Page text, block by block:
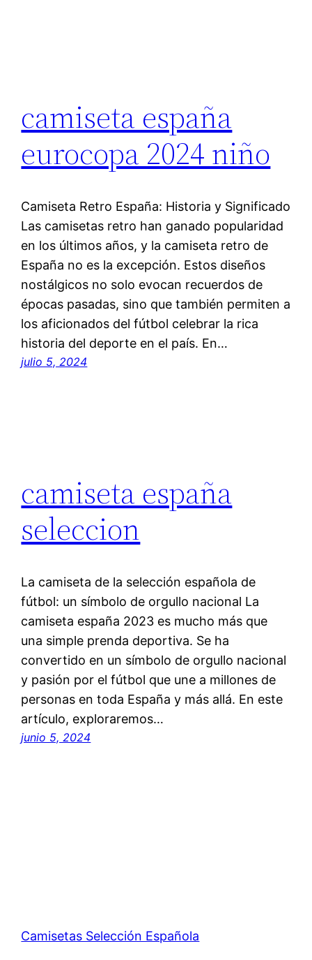
camiseta españa
eurocopa 2024 niño
Camiseta Retro España: Historia y Significado
Las camisetas retro han ganado popularidad
en los últimos años, y la camiseta retro de
España no es la excepción. Estos diseños
nostálgicos no solo evocan recuerdos de
épocas pasadas, sino que también permiten a
los aficionados del fútbol celebrar la rica
historia del deporte en el país. En…
julio 5, 2024
camiseta españa
seleccion
La camiseta de la selección española de
fútbol: un símbolo de orgullo nacional La
camiseta españa 2023 es mucho más que
una simple prenda deportiva. Se ha
convertido en un símbolo de orgullo nacional
y pasión por el fútbol que une a millones de
personas en toda España y más allá. En este
artículo, exploraremos…
junio 5, 2024
Camisetas Selección Española